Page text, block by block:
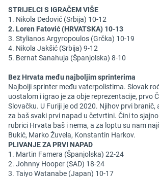
STRIJELCI S IGRAČEM VIŠE
1. Nikola Dedović (Srbija) 10-12
2. Loren Fatović (HRVATSKA) 10-13
3. Stylianos Argyropoulos (Grčka) 10-19
4. Nikola Jakšić (Srbija) 9-12
5. Bernat Sanahuja (Španjolska) 8-10
Bez Hrvata među najboljim sprinterima
Najbolji sprinter među vaterpolistima. Slovak
uostalom i igrao je za obje reprezentacije, prvo
Slovačku. U Furiji je od 2020. Njihov prvi branič,
za baš svaki prvi napad u četvrtini. Čini to
rubrici Hrvata baš i nema, a za loptu su nam
Bukić, Marko Žuvela, Konstantin Harkov.
PLIVANJE ZA PRVI NAPAD
1. Martin Famera (Španjolska) 22-24
2. Johnny Hooper (SAD) 18-24
3. Taiyo Watanabe (Japan) 10-17